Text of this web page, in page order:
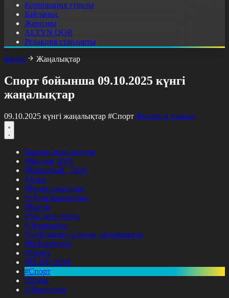
Корпорация туралы
Байланыс
Жарнама
ALTYN QOR
Редакция стандарты
Басты
Жаңалықтар
Спорт бойынша 09.10.2025 күнгі
жаңалықтар
09.10.2025 күнгі жаңалықтар #Спорт Фильтрді тазалау
Барлық жаңалықтар
#Жолдау 2025
#Құрылтай - 2026
#Апта
#Ресми оқиғалар
#«Таза Қазақстан»
#Қоғам
#Заң мен тәртіп
#Экономика
#«100 кітап» ұлттық сауалнамасы
#Референдум
#Оқиға
#EURO 2024
#Спорт
#Әлем
#Денсаулық